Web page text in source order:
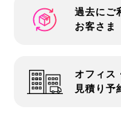
過去にご
お客さま
オフィス
見積り予